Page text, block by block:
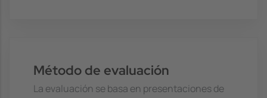
Método de evaluación
La evaluación se basa en presentaciones de